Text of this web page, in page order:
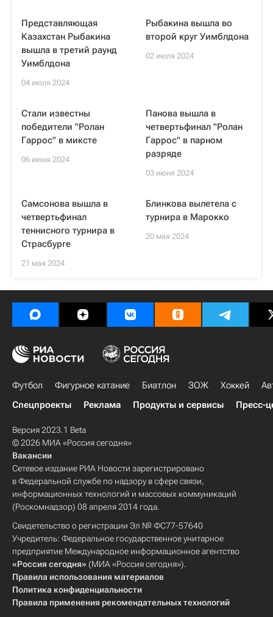
Представляющая
Казахстан Рыбакина
вышла в третий раунд
Уимблдона
04 июля 2024
Рыбакина вышла во
второй круг Уимблдона
02 июля 2024
Стали известны
победители "Ролан
Гаррос" в миксте
06 июня 2024
Панова вышла в
четвертьфинал "Ролан
Гаррос" в парном
разряде
03 июня 2024
Самсонова вышла в
четвертьфинал
теннисного турнира в
Страсбурге
21 мая 2024
Блинкова вылетела с
турнира в Марокко
20 мая 2024
Футбол Фигурное катание Биатлон ЗОЖ Хоккей
Спецпроекты
Реклама Продукты и сервисы Пресс-
Версия 2023.1 Beta
© 2026 МИА «Россия сегодня»
Вакансии
Сетевое издание РИА Новости зарегистрировано
в Федеральной службе по надзору в сфере связи,
информационных технологий и массовых коммуникаций
(Роскомнадзор) 08 апреля 2014 года.
Свидетельство о регистрации Эл № ФС77-57640
Учредитель: Федеральное государственное унитарное
предприятие Международное информационное агентство
«Россия сегодня» (МИА «Россия сегодня»).
Правила использования материалов
Политика конфиденциальности
Правила применения рекомендательных технологий